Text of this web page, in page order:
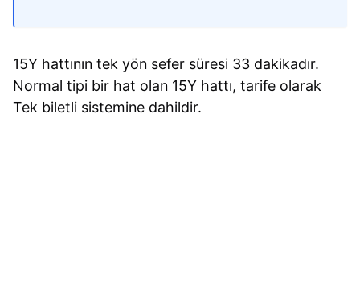
15Y hattının tek yön sefer süresi 33 dakikadır.
Normal tipi bir hat olan 15Y hattı, tarife olarak
Tek biletli sistemine dahildir.